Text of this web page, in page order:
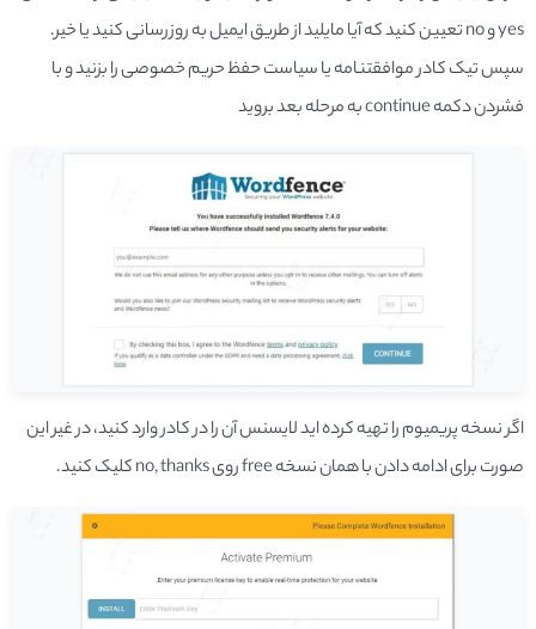
yes و no تعیین کنید که آیا مایلید از طریق ایمیل به­ روز­رسانی کنید یا خیر.
سپس تیک کادر موافقت­نامه یا سیاست حفظ حریم خصوصی را بزنید و با
فشردن دکمه continue به مرحله بعد بروید
اگر نسخه پریمیوم را تهیه کرده­ اید لایسنس آن را در کادر وارد کنید، در غیر این
صورت برای ادامه دادن با همان نسخه free روی no, thanks کلیک کنید.